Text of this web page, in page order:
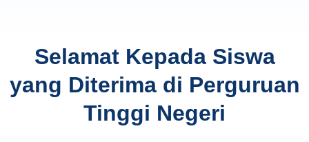
Selamat Kepada Siswa
yang Diterima di Perguruan
Tinggi Negeri